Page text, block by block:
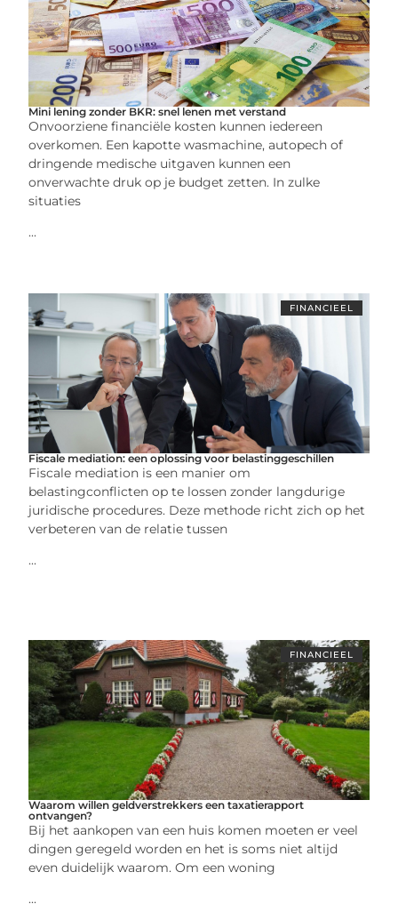
Mini lening zonder BKR: snel lenen met verstand
Onvoorziene financiële kosten kunnen iedereen
overkomen. Een kapotte wasmachine, autopech of
dringende medische uitgaven kunnen een
onverwachte druk op je budget zetten. In zulke
situaties
...
FINANCIEEL
Fiscale mediation: een oplossing voor belastinggeschillen
Fiscale mediation is een manier om
belastingconflicten op te lossen zonder langdurige
juridische procedures. Deze methode richt zich op het
verbeteren van de relatie tussen
...
FINANCIEEL
Waarom willen geldverstrekkers een taxatierapport
ontvangen?
Bij het aankopen van een huis komen moeten er veel
dingen geregeld worden en het is soms niet altijd
even duidelijk waarom. Om een woning
...